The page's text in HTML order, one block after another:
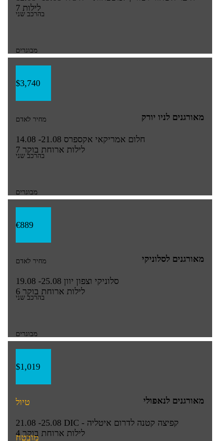
בהרכב שני
מבוגרים
7 לילות
$3,740
מחיר לאדם
בהרכב שני
מבוגרים
מאורגנים לניו יורק
14.08 -21.08 חלום אמריקאי אקספרס
7 לילות ארוחת בוקר
€889
מחיר לאדם
בהרכב שני
מבוגרים
מאורגנים לסלוניקי
19.08 -25.08 סלוניקי וצפון יוון
6 לילות ארוחת בוקר
$1,019
טיול
מובטח
מאורגנים לנאפולי
21.08 -25.08
קפיצה קטנה לדרום איטליה - DIC
4 לילות ארוחת בוקר